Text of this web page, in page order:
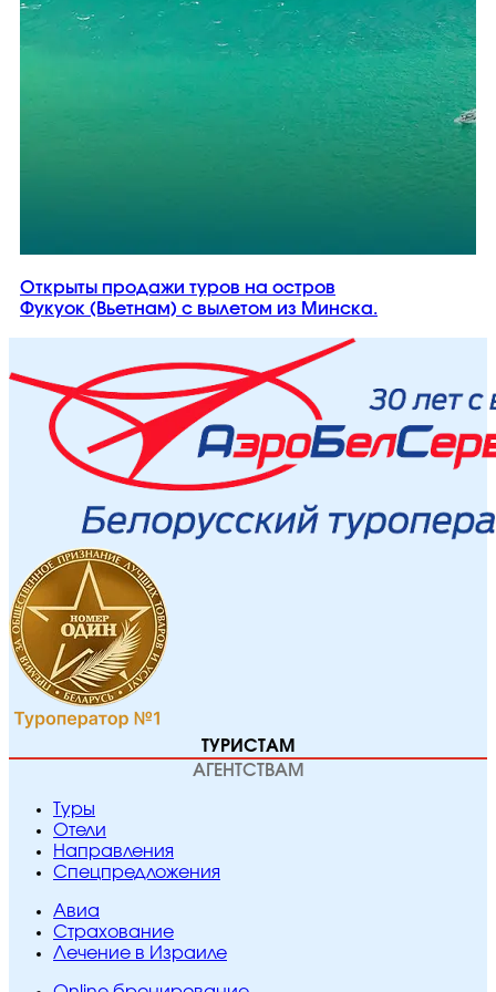
Открыты продажи туров на остров
Фукуок (Вьетнам) с вылетом из Минска.
ТУРИСТАМ
АГЕНТСТВАМ
Туры
Отели
Направления
Спецпредложения
Авиа
Страхование
Лечение в Израиле